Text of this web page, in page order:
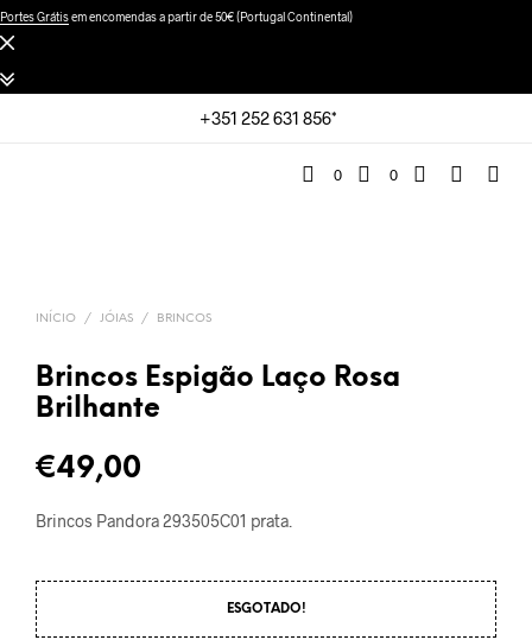
Portes Grátisem encomendas a partir de 50€ (Portugal Continental)
+351 252 631 856*
0 0
INÍCIO / JÓIAS / BRINCOS
Brincos Espigão Laço Rosa
Brilhante
€49,00
Brincos Pandora 293505C01 prata.
ESGOTADO!